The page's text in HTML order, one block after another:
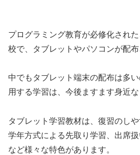
プログラミング教育が必修化され
校で、タブレットやパソコンが配布
中でもタブレット端末の配布は多
用する学習は、今後ますます身近な
タブレット学習教材は、復習のし
学年方式による先取り学習、出席
など様々な特色があります。